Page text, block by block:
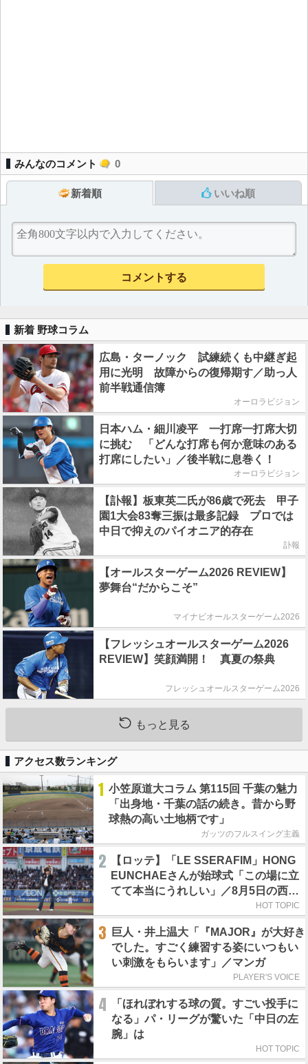
みんなのコメント 0
新着順 いいね順
新着 野球コラム
広島・ターノック 試練続くも中継ぎ起
用に光明 故障からの復帰期す／助っ人
前半戦通信簿
オーロラビジョン
日本ハム・細川凌平 一打席一打席大切
に挑む 「どんな打席も何か意味のある
打席にしたい」／後半戦に息巻く！
オーロラビジョン
【訃報】板東英二氏が86歳で死去 甲子
園1大会83奪三振は最多記録 プロでは
中日で抑えのパイオニア的存在
訃報
【オールスターゲーム2026 REVIEW】
夢舞台“だからこそ”
マイナビオールスターゲーム2026
【フレッシュオールスターゲーム2026
REVIEW】笑顔満開！ 真夏の祭典
フレッシュオールスターゲーム2026
もっと見る
アクセス数ランキング
1 小笠原道大コラム 第115回 千葉の魅力
「出身地・千葉の話の続き。昔から野
球熱の高い土地柄です」
ガッツのフルスイング主義
2
【ロッテ】「LE SSERAFIM」HONG
EUNCHAEさんが始球式「この場に立
てて本当にうれしい」／8月5日の西武
HOT TOPIC
3
巨人・井上温大「『MAJOR』が大好き
でした。すごく練習する姿にいつもい
い刺激をもらいます」／マンガ
PLAYER'S VOICE
4
「ほれぼれする球の質。すごい投手に
なる」パ・リーグが驚いた「中日の左
腕」は
HOT TOPIC